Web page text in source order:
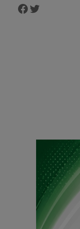
Facebook
Twitter